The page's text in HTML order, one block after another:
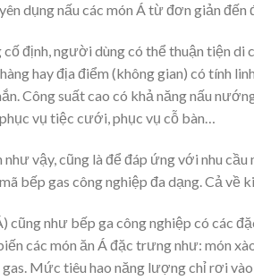
dụng nấu các món Á từ đơn giản đến
định, người dùng có thể thuận tiện di
hay địa điểm (không gian) có tính
Công suất cao có khả năng nấu
vụ tiệc cưới, phục vụ cỗ bàn…
vậy, cũng là để đáp ứng với nhu
bếp gas công nghiệp đa dạng. Cả về
cũng như bếp ga công nghiệp có các
các món ăn Á đặc trưng như: món
Mức tiêu hao năng lượng chỉ rơi